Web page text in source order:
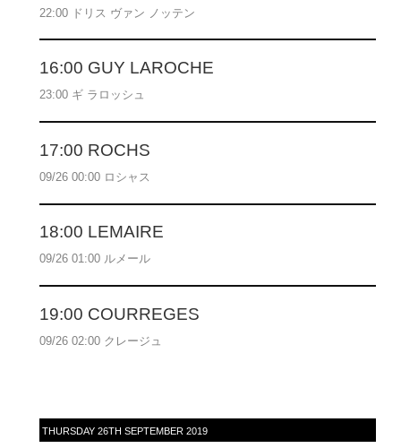
22:00 ドリス ヴァン ノッテン
16:00 GUY LAROCHE
23:00 ギ ラロッシュ
17:00 ROCHS
09/26 00:00 ロシャス
18:00 LEMAIRE
09/26 01:00 ルメール
19:00 COURREGES
09/26 02:00 クレージュ
THURSDAY 26TH SEPTEMBER 2019